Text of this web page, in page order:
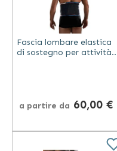
Fascia lombare elastica
di sostegno per attività
a partire da 60,00 €